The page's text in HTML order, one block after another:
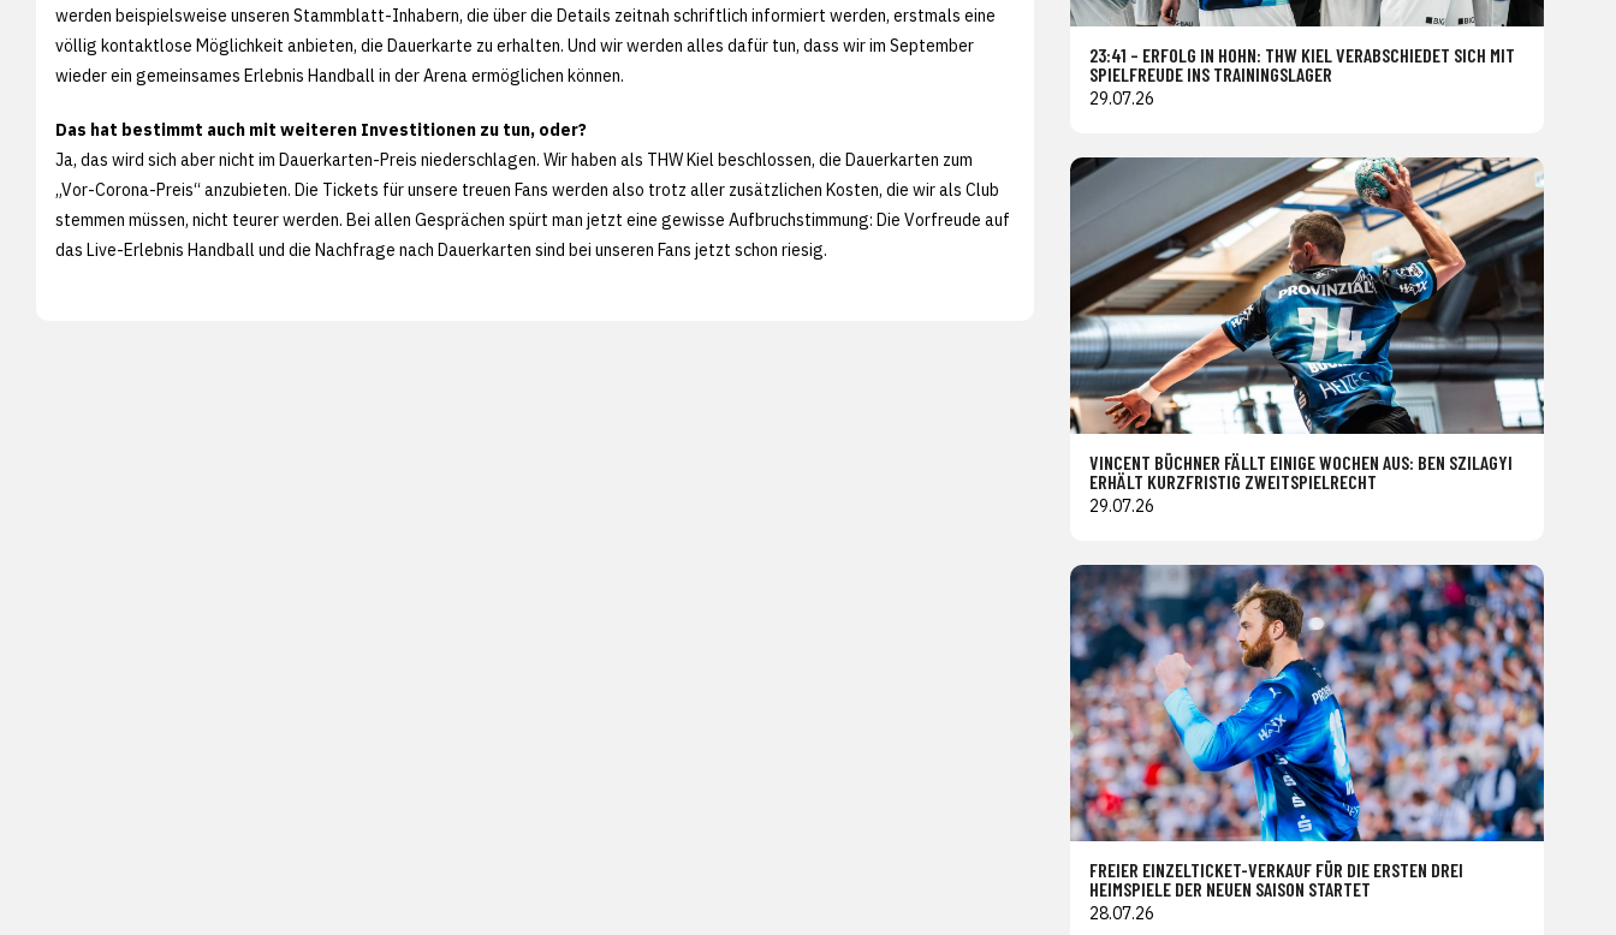
werden beispielsweise unseren Stammblatt-Inhabern, die über die Details zeitnah schriftlich informiert werden, erstmals eine
völlig kontaktlose Möglichkeit anbieten, die Dauerkarte zu erhalten. Und wir werden alles dafür tun, dass wir im September
wieder ein gemeinsames Erlebnis Handball in der Arena ermöglichen können.
Das hat bestimmt auch mit weiteren Investitionen zu tun, oder?
Ja, das wird sich aber nicht im Dauerkarten-Preis niederschlagen. Wir haben als THW Kiel beschlossen, die Dauerkarten zum
„Vor-Corona-Preis“ anzubieten. Die Tickets für unsere treuen Fans werden also trotz aller zusätzlichen Kosten, die wir als Club
stemmen müssen, nicht teurer werden. Bei allen Gesprächen spürt man jetzt eine gewisse Aufbruchstimmung: Die Vorfreude auf
das Live-Erlebnis Handball und die Nachfrage nach Dauerkarten sind bei unseren Fans jetzt schon riesig.
23:41 – ERFOLG IN HOHN: THW KIEL VERABSCHIEDET SICH MIT
SPIELFREUDE INS TRAININGSLAGER
29.07.26
VINCENT BÜCHNER FÄLLT EINIGE WOCHEN AUS: BEN SZILAGYI
ERHÄLT KURZFRISTIG ZWEITSPIELRECHT
29.07.26
FREIER EINZELTICKET-VERKAUF FÜR DIE ERSTEN DREI
HEIMSPIELE DER NEUEN SAISON STARTET
28.07.26